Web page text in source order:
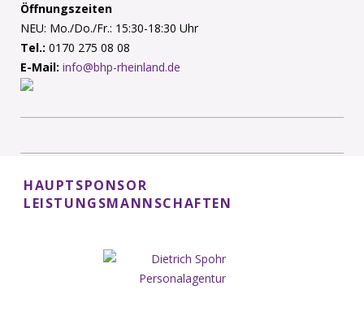
Öffnungszeiten
NEU: Mo./Do./Fr.: 15:30-18:30 Uhr
Tel.: 0170 275 08 08
E-Mail: info@bhp-rheinland.de
HAUPTSPONSOR
LEISTUNGSMANNSCHAFTEN